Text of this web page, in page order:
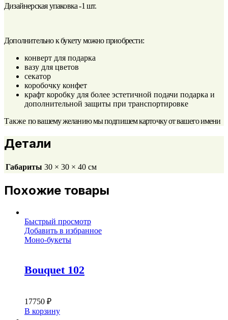
Дизайнерская упаковка -1 шт.
Дополнительно к букету можно приобрести:
конверт для подарка
вазу для цветов
секатор
коробочку конфет
крафт коробку для более эстетичной подачи подарка и
дополнительной защиты при транспортировке
Также по вашему желанию мы подпишем карточку от вашего имени
Детали
Габариты 30 × 30 × 40 см
Похожие товары
Быстрый просмотр
Добавить в избранное
Моно-букеты
Bouquet 102
17750 ₽
В корзину